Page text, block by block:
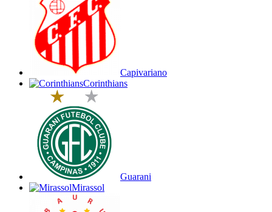
Capivariano
Corinthians
Guarani
Mirassol